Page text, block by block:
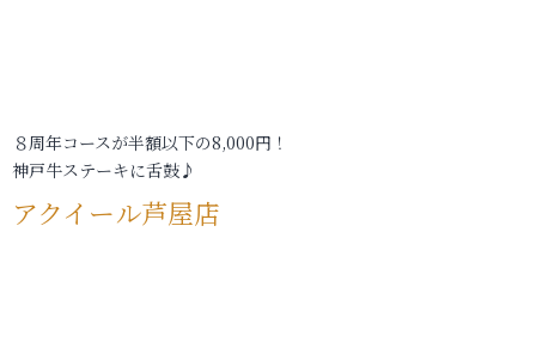
８周年コースが半額以下の8,000円！
神戸牛ステーキに舌鼓♪
アクイール芦屋店